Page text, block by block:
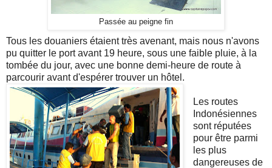
Passée au peigne fin
Tous les douaniers étaient très avenant, mais nous n'avons
pu quitter le port avant 19 heure, sous une faible pluie, à la
tombée du jour, avec une bonne demi-heure de route à
parcourir avant d'espérer trouver un hôtel.
Les routes
Indonésiennes
sont réputées
pour être parmi
les plus
dangereuses de